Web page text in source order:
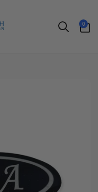
0
artiklar